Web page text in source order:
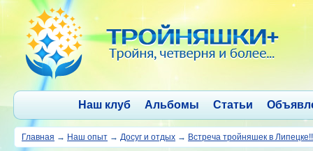
Наш клуб Альбомы Статьи
Главная → Наш опыт → Досуг и отдых → Встреча тройняшек в